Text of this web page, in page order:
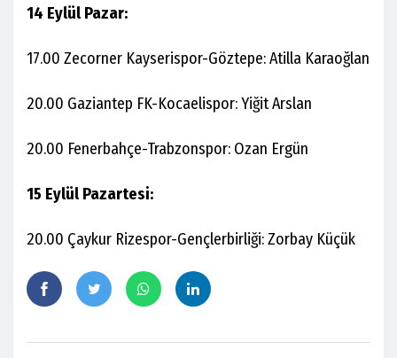
14 Eylül Pazar:
17.00 Zecorner Kayserispor-Göztepe: Atilla Karaoğlan
20.00 Gaziantep FK-Kocaelispor: Yiğit Arslan
20.00 Fenerbahçe-Trabzonspor: Ozan Ergün
15 Eylül Pazartesi:
20.00 Çaykur Rizespor-Gençlerbirliği: Zorbay Küçük